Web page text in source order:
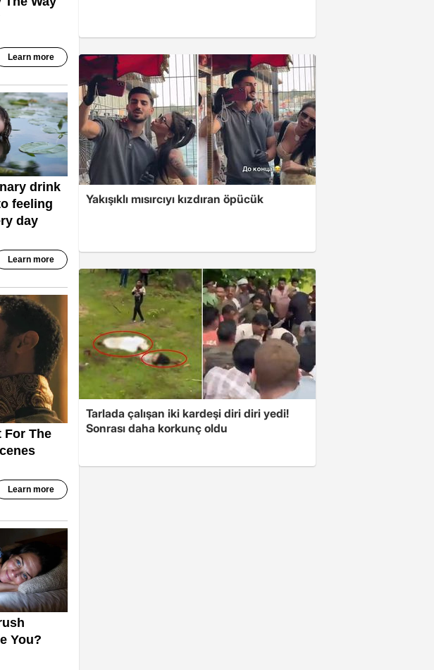
Yakışıklı mısırcıyı kızdıran öpücük
Tarlada çalışan iki kardeşi diri diri yedi!
Sonrası daha korkunç oldu